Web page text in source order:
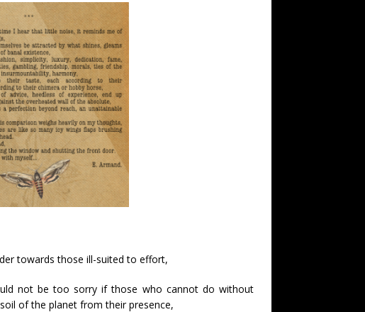
towards those ill-suited to effort,
not be too sorry if those who cannot do without
of the planet from their presence,